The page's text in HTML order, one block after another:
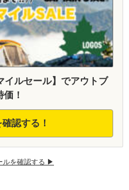
ルセール】でアウトブ
！
認する！
ルを確認する ▶︎